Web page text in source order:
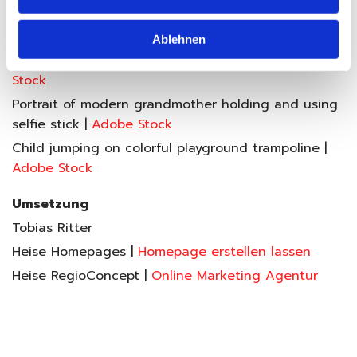
Ablehnen
car on the beach |Adobe Stock
Grandmother portrait set in the studio |Adobe
Stock
Portrait of modern grandmother holding and using
selfie stick | Adobe Stock
Child jumping on colorful playground trampoline |
Adobe Stock
Umsetzung
Tobias Ritter
Heise Homepages | Homepage erstellen lassen
Heise RegioConcept | Online Marketing Agentur